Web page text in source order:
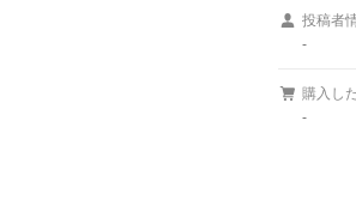
投稿者
-
購入し
-